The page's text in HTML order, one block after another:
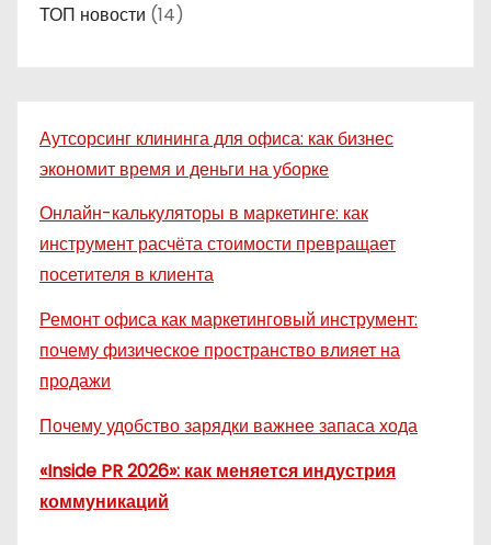
ТОП новости (14)
Аутсорсинг клининга для офиса: как бизнес
экономит время и деньги на уборке
Онлайн-калькуляторы в маркетинге: как
инструмент расчёта стоимости превращает
посетителя в клиента
Ремонт офиса как маркетинговый инструмент:
почему физическое пространство влияет на
продажи
Почему удобство зарядки важнее запаса хода
«Inside PR 2026»: как меняется индустрия
коммуникаций